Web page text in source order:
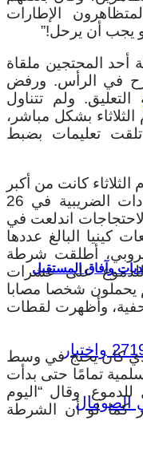
وآفاق المستقبل
الإطارات
يجب أن يرحل!”
أحد المحتجين ملقاة
في الرأس. ورفض
ولم تتناول
بشكل مباشر،
تلقت تعليمات بضبط
كانت من أكبر
المظاهرات منذ سحب روتو الزيادات الضريبية في 26
اندلعت في
كينيا البالغ عددها
أطلقت شرطة
على عشرات
يحملون شخصا مصابا
وأظهرت لقطات
كان يحتج في وسط
تمامًا حتى بدأت
وقال “اليوم
كما لو أن الشرطة